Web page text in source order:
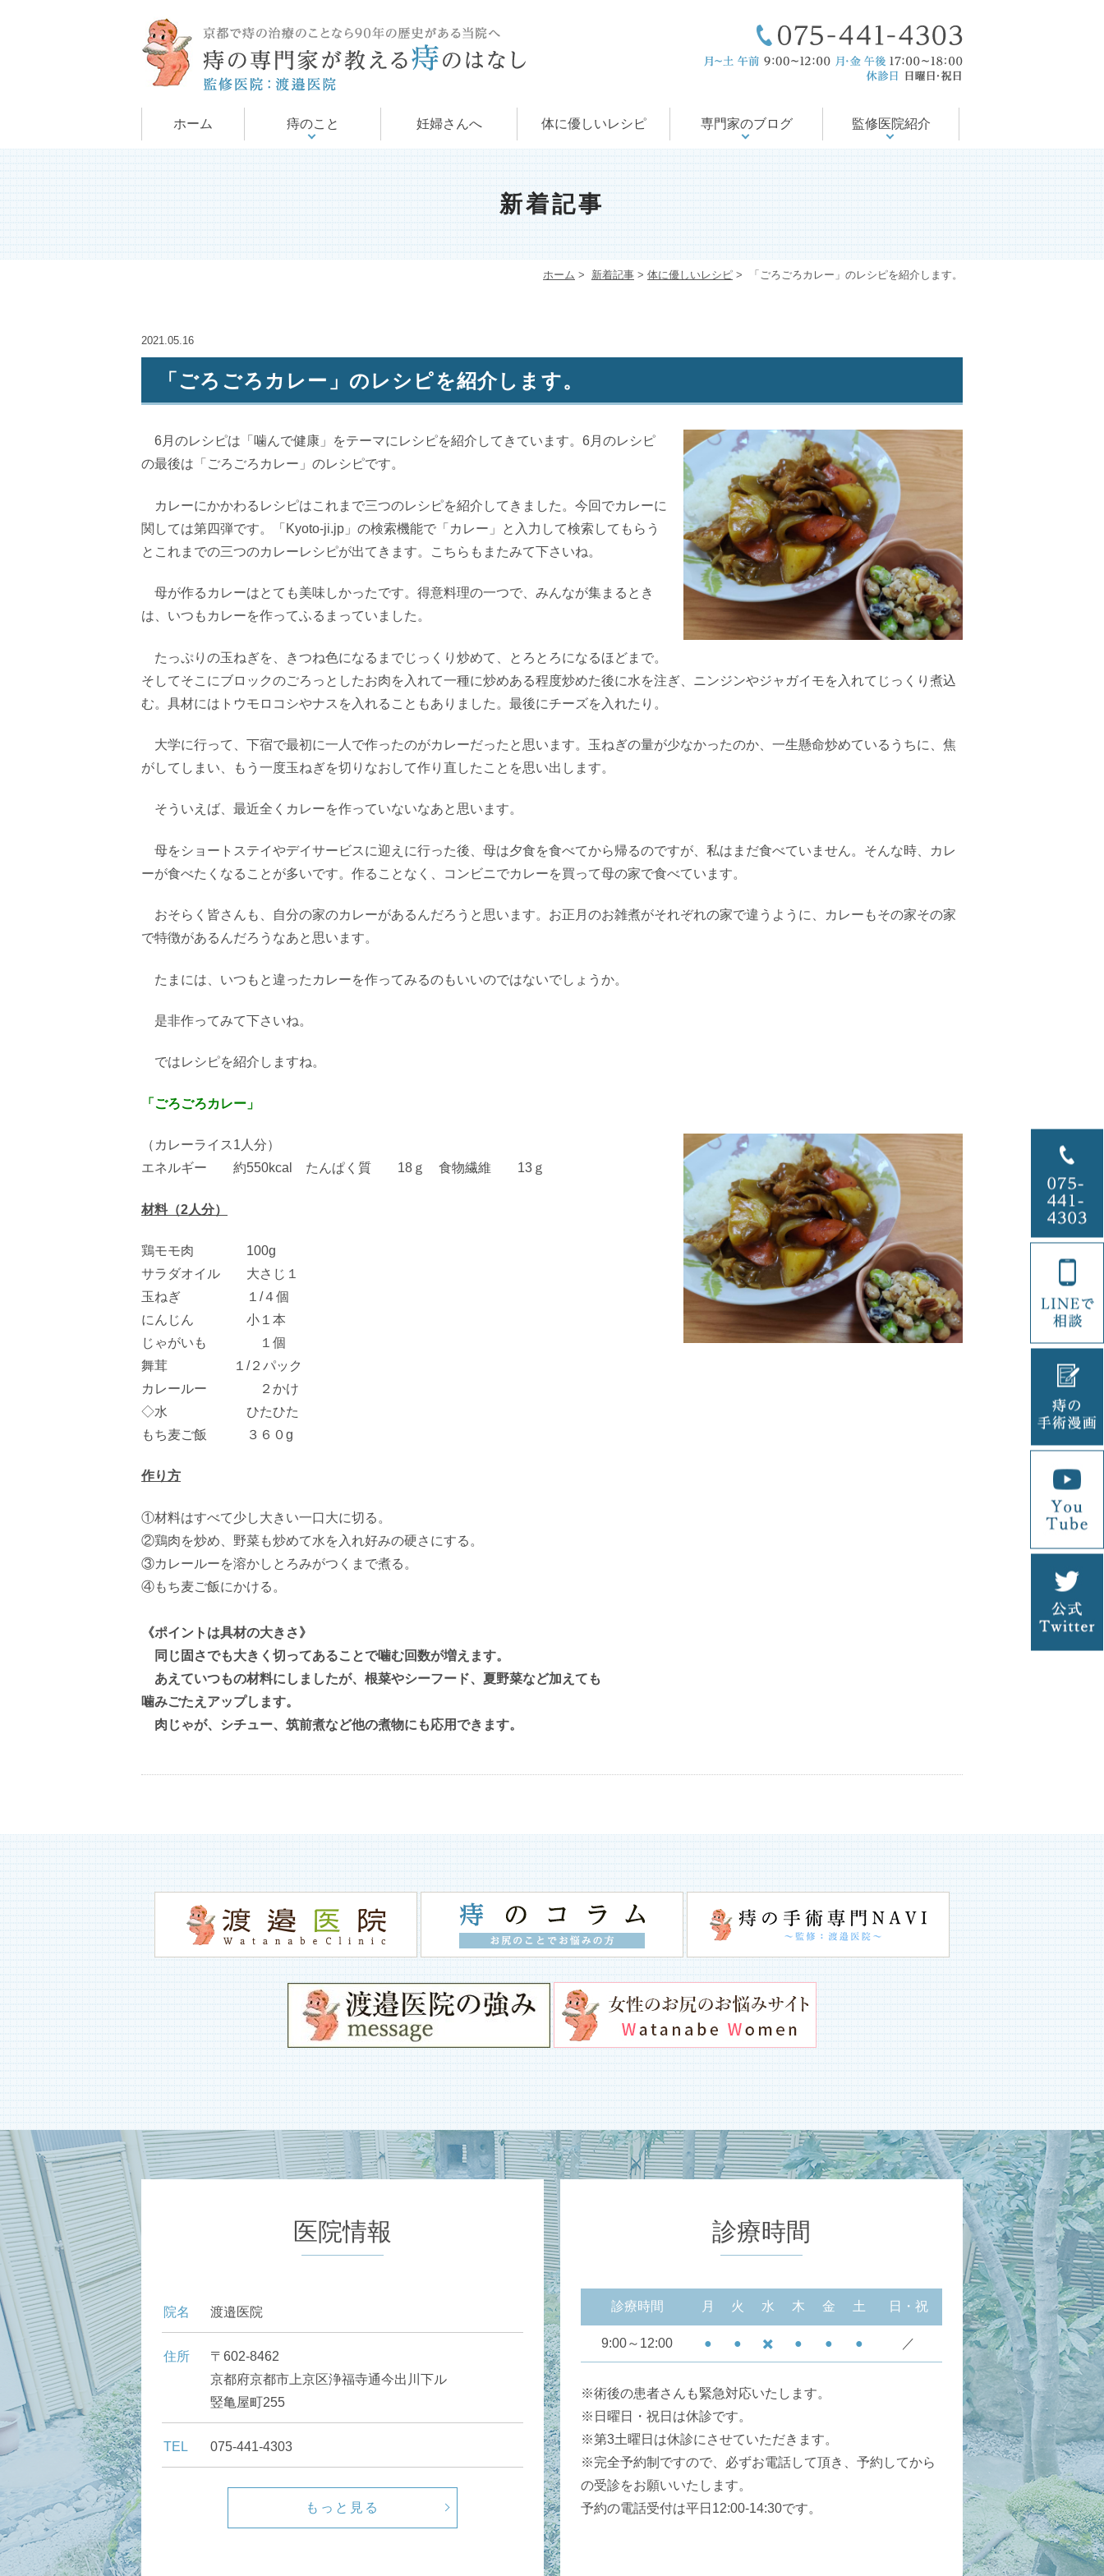
ホーム 痔のこと
痔について
手術について 妊婦さんへ 体に優しいレシピ 専門家のブログ
お尻の病気
痔の治療
痔の治療後サポート
学会・論文
肛門科医の徒然日記 監修医院紹介
ドクター紹介
当院のコンセプト
入院対応可能
診療案内
診療時間
アクセス
新着記事
ホーム > 新着記事 > 体に優しいレシピ > 「ごろごろカレー」のレシピを紹介します。
2021.05.16
「ごろごろカレー」のレシピを紹介します。
6月のレシピは「噛んで健康」をテーマにレシピを紹介してきています。 6月のレシピ
の最後は「ごろごろカレー」のレシピです。
カレーにかかわるレシピはこれまで三つのレシピを紹介してきました。今回でカレーに
関しては第四弾です。「 Kyoto-ji.jp」 の検索機能で「カレー」と入力して検索してもらう
とこれまでの三つのカレーレシピが出てきます。こちらもまたみて下さいね。
母が作るカレーはとても美味しかったです。得意料理の一つで、みんなが集まるとき
は、いつもカレーを作ってふるまっていました。
たっぷりの玉ねぎを、きつね色になるまでじっくり炒めて、とろとろになるほどまで。
そしてそこにブロックのごろっとしたお肉を入れて一種に炒めある程度炒めた後に水を注ぎ、ニンジンやジャガイモを入れてじっくり煮込
む。具材にはトウモロコシやナスを入れることもありました。最後にチーズを入れたり。
大学に行って、下宿で最初に一人で作ったのがカレーだったと思います。玉ねぎの量が少なかったのか、一生懸命炒めているうちに、焦
がしてしまい、もう一度玉ねぎを切りなおして作り直したことを思い出します。
そういえば、最近全くカレーを作っていないなあと思います。
母をショートステイやデイサービスに迎えに行った後、母は夕食を食べてから帰るのですが、私はまだ食べていません。そんな時、カレ
ーが食べたくなることが多いです。作ることなく、コンビニでカレーを買って母の家で食べています。
おそらく皆さんも、自分の家のカレーがあるんだろうと思います。お正月のお雑煮がそれぞれの家で違うように、カレーもその家その家
で特徴があるんだろうなあと思います。
たまには、いつもと違ったカレーを作ってみるのもいいのではないでしょうか。
是非作ってみて下さいね。
ではレシピを紹介しますね。
「ごろごろカレー」
（カレーライス 1 人分）
エネルギー 約550kcal たんぱく質 18 ｇ 食物繊維 13 ｇ
材料（2人分）
鶏モモ肉 100g
サラダオイル 大さじ１
玉ねぎ １ /４個
にんじん 小１本
じゃがいも １個
舞茸 １ /２パック
カレールー ２かけ
◇水 ひたひた
もち麦ご飯 ３６０g
作り方
①材料はすべて少し大きい一口大に切る。
②鶏肉を炒め、野菜も炒めて水を入れ好みの硬さにする。
③カレールーを溶かしとろみがつくまで煮る。
④もち麦ご飯にかける。
《ポイントは具材の大きさ》
同じ固さでも大きく切ってあることで噛む回数が増えます。
あえていつもの材料にしましたが、根菜やシーフード、夏野菜など加えても
噛みごたえアップします。
肉じゃが、シチュー、筑前煮など他の煮物にも応用できます。
医院情報
院名 渡邉医院
住所
〒602-8462
京都府京都市上京区浄福寺通今出川下ル
竪亀屋町255
TEL 075-441-4303
もっと見る
診療時間
診療時間 月 火 水 木 金 土 日・祝
9:00～12:00 ● ● ✖️ ● ● ● ／
※術後の患者さんも緊急対応いたします。
※日曜日・祝日は休診です。
※第3土曜日は休診にさせていただきます。
※完全予約制ですので、必ずお電話して頂き、予約してから
の受診をお願いいたします。
予約の電話受付は平日12:00-14:30です。